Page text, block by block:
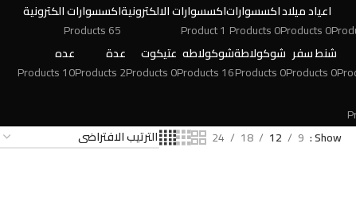
اعياد ميلاد
0 Products
اكسسوارات
0 Products
اكسسوارات الالكترونية
1 Product
اكسسوارات الكترونية
65 Products
شنط سفر
0 Products
شوكولاطة
0 Products
شوكولاطه
16 Products
عتيكوت
0 Products
عدة
2 Products
عده
10 Products
Show
9
12
18
24